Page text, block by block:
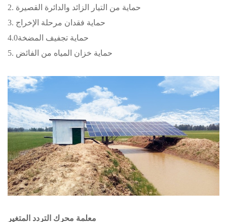
2. حماية من التيار الزائد والدائرة القصيرة
3. حماية فقدان مرحلة الإخراج
4.0حماية تجفيف المضخة
5. حماية خزان المياه من الفائض
معلمة محرك التردد المتغير